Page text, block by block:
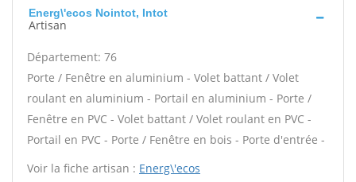
Energ\'ecos Nointot, Intot
Artisan
Département: 76
Porte / Fenêtre en aluminium - Volet battant / Volet
roulant en aluminium - Portail en aluminium - Porte /
Fenêtre en PVC - Volet battant / Volet roulant en PVC -
Portail en PVC - Porte / Fenêtre en bois - Porte d'entrée -
Voir la fiche artisan : Energ\'ecos